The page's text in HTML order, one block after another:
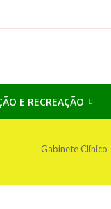
E RECREAÇÃO
Gabinete Clínico